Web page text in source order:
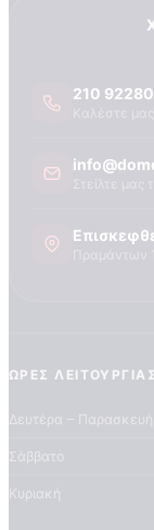
210
ΏΡΕΣ ΛΕΙΤΟΥΡΓΊΑΣ
Δευτέρα – Παρασκευή
Σάββατο
Κυριακή